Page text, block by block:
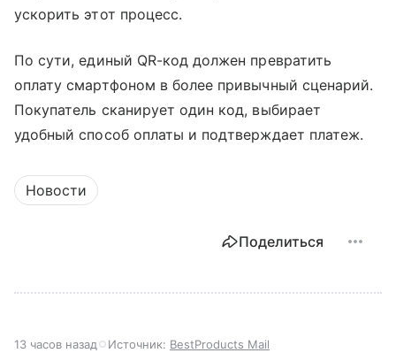
ускорить этот процесс.
По сути, единый QR-код должен превратить
оплату смартфоном в более привычный сценарий.
Покупатель сканирует один код, выбирает
удобный способ оплаты и подтверждает платеж.
Новости
Поделиться
13 часов назад Источник: BestProducts Mail